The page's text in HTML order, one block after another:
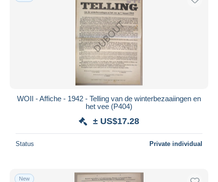
WOII - Affiche - 1942 - Telling van de winterbezaaiingen en
het vee (P404)
± US$17.28
Status Private individual
New